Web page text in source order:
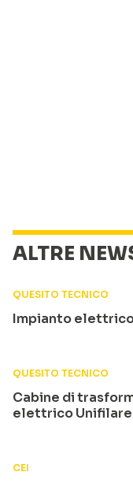
ALTRE
QUESITO TECNICO
Impianto elettrico
QUESITO TECNICO
Cabine di
elettrico Unifilare
CEI